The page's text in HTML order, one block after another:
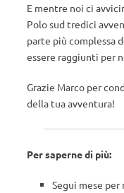
E mentre noi ci
Polo sud tredici
parte più complessa
essere raggiunti per
Grazie Marco per
della tua avventura!
Per saperne di più:
Segui mese per